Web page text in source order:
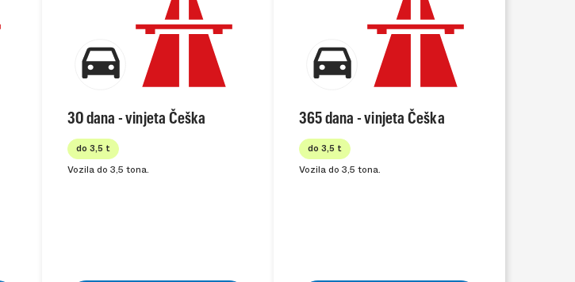
30 dana - vinjeta Češka
do 3,5 t
Vozila do 3,5 tona.
365 dana - vinjeta Češka
do 3,5 t
Vozila do 3,5 tona.